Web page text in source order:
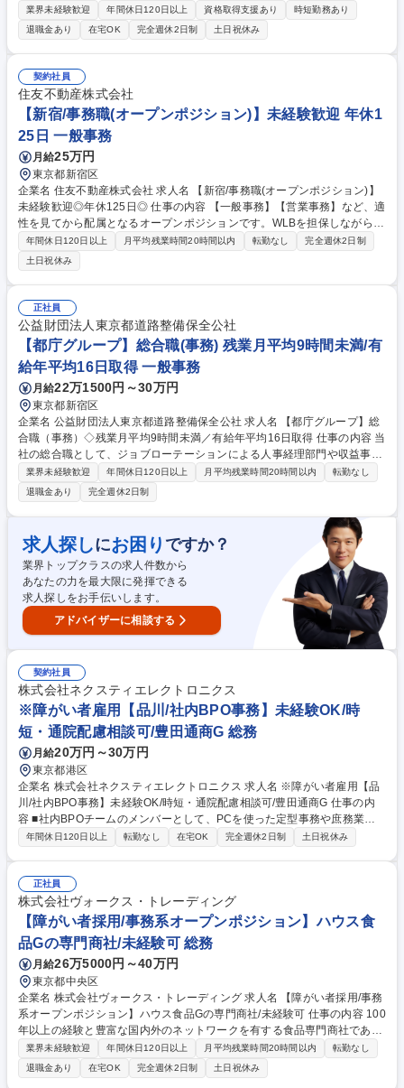
者とのコミュニケーションを密に取って各種業務推進いただきます。 【具
体的な仕事内容】 直轄部門事務として専門性を活かした一般事務(庶務含
む)全般をお任せします。各種資料作成、各種会議(WEB含む)の実施調整と
当日設営および運営、備品発注、伝票処理、自部門の予算管理、電話応対
等、幅広い業務をご担当いただきます。 募集職種 ★障がい者手帳必須★
[地域限定職]【汐留/東新橋】一般事務
業界未経験歓迎 年間休日120日以上 資格取得支援あり
時短勤務あり
退職金あり
在宅OK 完全週休2日制 土日祝休み
契約社員
住友不動産株式会社
【新宿/事務職(オープンポジション)】未経験歓迎 年休1
25日 一般事務
月給25万円
東京都新宿区
企業名 住友不動産株式会社 求人名 【新宿/事務職(オープンポジション)】
未経験歓迎◎年休125日◎ 仕事の内容 【一般事務】【営業事務】など、適
性を見てから配属となるオープンポジションです。WLBを担保しながら大
手企業での事務スキルを磨くことができる求人です。月平均残業時間は約
15時間です！ 【一般事務】経理伝票処理/データ入力/確認、電話対応、書
類整理 等 【営業事務】電話対応/データ入力/資料作成/営業推進ツール作成
等 【その他】会議議事録作成/備品発注・管理/スケジュール管理 等 【やり
がい】街づくりに関わること、地図に残るようなインパクトのある お仕事
ができることが大きな魅力の一つです。日々の暮らしのなかに、住友不動
産社で創られた建物はたくさんあります。 募集職種 【新宿/事務職(オープ
ンポジション)】未経験歓迎◎年休125日◎
年間休日120日以上 月平均残業時間20時間以内 転勤なし
完全週休2日制
土日祝休み
正社員
公益財団法人東京都道路整備保全公社
【都庁グループ】総合職(事務) 残業月平均9時間未満/有
給年平均16日取得 一般事務
月給22万1500円～30万円
東京都新宿区
企業名 公益財団法人東京都道路整備保全公社 求人名 【都庁グループ】総
合職（事務）◇残業月平均9時間未満／有給年平均16日取得 仕事の内容 当
社の総合職として、ジョブローテーションによる人事経理部門や収益事業
等のフロント部門の部署等幅広い部署での業務をお任せいたします。研修
制度やキャリア支援が充実しております！ ※下記業務詳細 【業務詳細】■
管理部門：広報、人事、経理など当公社の運営に係る管理業務 ■収益部
門：駐車場の新規開拓、管理運営、新宿駅西口広場の「イベントコーナ
ー」などの管理運営 ■道路部門：整備の急がれる骨格幹線道路や木造住宅
密集地域の特定整備路線の用地取得、道路に関する普及啓発事業、都内の
道路施設や道路工事現場の見学ツアー事業 ※入社後は上記いずれかの部門
へ配属。※業務内容変更の範囲：会社の定める業務 募集職種 【都庁グル
ープ】総合職（事務）◇残業月平均9時間未満／有給年平均16日取得
業界未経験歓迎 年間休日120日以上 月平均残業時間20時間以内
転勤なし
退職金あり
完全週休2日制
求人探しにお困り ですか？
業界トップクラスの求人件数から
あなたの力を最大限に発揮できる
求人探しをお手伝いします。
アドバイザーに相談する
契約社員
株式会社ネクスティエレクトロニクス
※障がい者雇用【品川/社内BPO事務】未経験OK/時
短・通院配慮相談可/豊田通商G 総務
月給20万円～30万円
東京都港区
企業名 株式会社ネクスティエレクトロニクス 求人名 ※障がい者雇用【品
川/社内BPO事務】未経験OK/時短・通院配慮相談可/豊田通商G 仕事の内
容 ■社内BPOチームのメンバーとして、PCを使った定型事務や庶務業務
をお任せします。マニュアルがあり、できる業務から少しずつ担当範囲を
ピー用紙や備品補充、会議室の簡易清掃、カフェコーナーの維持 ■社内外
対応：郵便物・宅配便の受け取り、各部署への仕分け、業者様のご案内 ■
その他庶務：忘れ物管理、社用レンタカーカードの貸出・回収など 募集職
種 ※障がい者雇用【品川/社内BPO事務】未経験OK/時短・通院配慮相談
可/豊田通商G
年間休日120日以上 転勤なし 在宅OK 完全週休2日制 土日祝休み
正社員
株式会社ヴォークス・トレーディング
【障がい者採用/事務系オープンポジション】ハウス食
品Gの専門商社/未経験可 総務
月給26万5000円～40万円
東京都中央区
企業名 株式会社ヴォークス・トレーディング 求人名 【障がい者採用/事務
系オープンポジション】ハウス食品Gの専門商社/未経験可 仕事の内容 100
年以上の経験と豊富な国内外のネットワークを有する食品専門商社である
当社にて、事務系社員を募集します。オープンポジション採用ですので、
求職者様のご経験、適性に合わせたポジションを打診いたします。 ※就業
上配慮が必要なことは遠慮なくお伝えくださいませ。 【業務内容詳細】
業界未経験歓迎 年間休日120日以上 月平均残業時間20時間以内
転勤なし
退職金あり
在宅OK 完全週休2日制 土日祝休み